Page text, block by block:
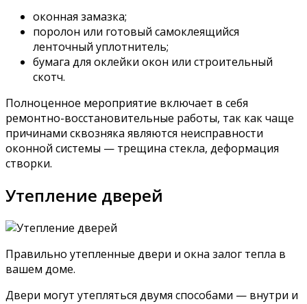
оконная замазка;
поролон или готовый самоклеящийся
ленточный уплотнитель;
бумага для оклейки окон или строительный
скотч.
Полноценное мероприятие включает в себя
ремонтно-восстановительные работы, так как чаще
причинами сквозняка являются неисправности
оконной системы — трещина стекла, деформация
створки.
Утепление дверей
Правильно утепленные двери и окна залог тепла в
вашем доме.
Двери могут утепляться двумя способами — внутри и